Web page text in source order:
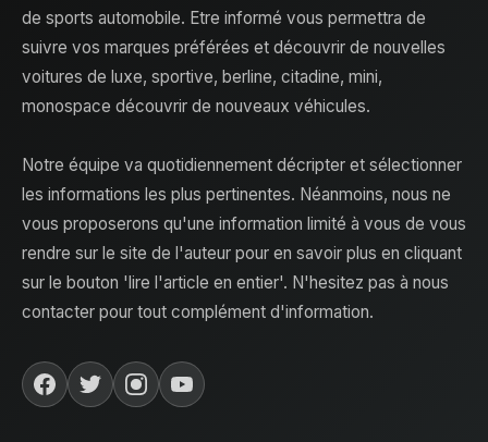
de sports automobile. Etre informé vous permettra de
suivre vos marques préférées et découvrir de nouvelles
voitures de luxe, sportive, berline, citadine, mini,
monospace découvrir de nouveaux véhicules.
Notre équipe va quotidiennement décripter et sélectionner
les informations les plus pertinentes. Néanmoins, nous ne
vous proposerons qu'une information limité à vous de vous
rendre sur le site de l'auteur pour en savoir plus en cliquant
sur le bouton 'lire l'article en entier'. N'hesitez pas à nous
contacter pour tout complément d'information.